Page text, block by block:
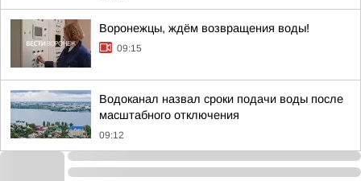
Воронежцы, ждём возвращения воды!
09:15
Водоканал назвал сроки подачи воды после
масштабного отключения
09:12